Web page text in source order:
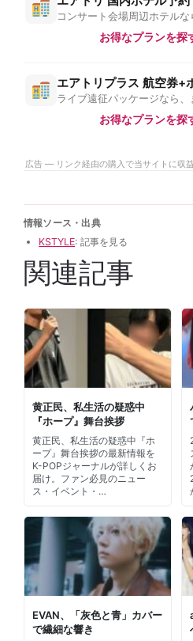
コンサート会場周辺ホテル
お得なプランを探
エアトリプラス 航空券+
ライブ遠征パッケージなら
お得なプランを探
広告 — リンク経由の購入で当サイトに収
情報ソース・出典
KSTYLE: 記事を見る
関連記事
黄正民、私生活の疑惑中
『ホープ』舞台挨拶
黄正民、私生活の疑惑中『ホ
ープ』舞台挨拶の最新情報を
K-POPジャーナルが詳しくお
届け。ファン必見のニュー
ス・イベント・…
EVAN、「灰色と青」カバー
で繊細な響き